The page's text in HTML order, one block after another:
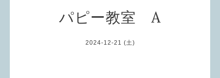
パピー教室 A
2024-12-21 (土)